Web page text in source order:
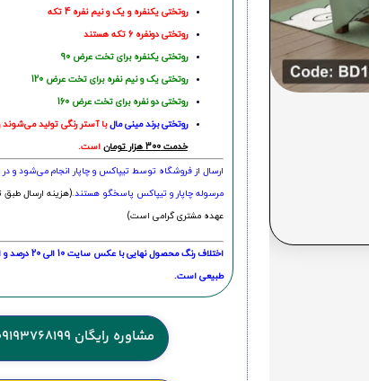
روتختی یکنفره و یک و نیم نفره 4 تکه
روتختی دونفره 6 تکه هستند
روتختی یکنفره برای تخت عرض 90
روتختی یک و نیم نفره برای تخت عرض 120
روتختی دو نفره برای تخت عرض 160
روتختی‌ برند مینی مالبا آستر رنگی تولید
خدمت 300 هزار تومان
است.
ارسال از فروشگاه توسط تیپاکس و چاپار انجام می‌شود و در
مرسوله چاپار و تیپاکس پاسخگو هستند.(هزینه ارسال طبق
عهده مشتری گرامی است)
اختلاف رنگ
طبیعی است.
مشاوره رایگان 09193768199